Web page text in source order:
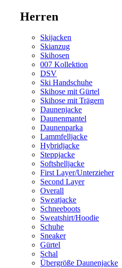
Herren
Skijacken
Skianzug
Skihosen
007 Kollektion
DSV
Ski Handschuhe
Skihose mit Gürtel
Skihose mit Trägern
Daunenjacke
Daunenmantel
Daunenparka
Lammfelljacke
Hybridjacke
Steppjacke
Softshelljacke
First Layer/Unterzieher
Second Layer
Overall
Sweatjacke
Schneeboots
Sweatshirt/Hoodie
Schuhe
Sneaker
Gürtel
Schal
Übergröße Daunenjacke